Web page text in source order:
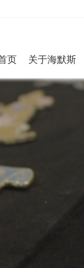
页 关于海默斯